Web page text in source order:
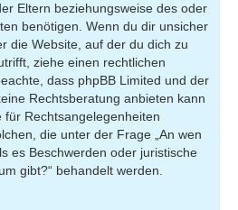
Eltern beziehungsweise des oder
benötigen. Wenn du dir unsicher
die Website, auf der du dich zu
ziehe einen rechtlichen
dass phpBB Limited und der
Rechtsberatung anbieten kann
für Rechtsangelegenheiten
die unter der Frage „An wen
es Beschwerden oder juristische
gibt?“ behandelt werden.